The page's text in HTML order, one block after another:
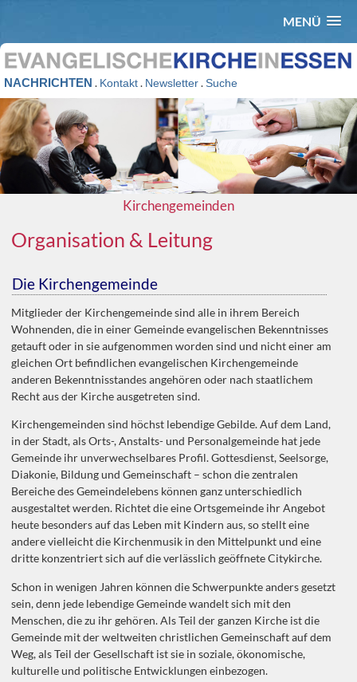
MENÜ
NACHRICHTEN . Kontakt. Newsletter.Suche
Kirchengemeinden
Organisation & Leitung
Die Kirchengemeinde
Mitglieder der Kirchengemeinde sind alle in ihrem Bereich
Wohnenden, die in einer Gemeinde evangelischen Bekenntnisses
getauft oder in sie aufgenommen worden sind und nicht einer am
gleichen Ort befindlichen evangelischen Kirchengemeinde
anderen Bekenntnisstandes angehören oder nach staatlichem
Recht aus der Kirche ausgetreten sind.
Kirchengemeinden sind höchst lebendige Gebilde. Auf dem Land,
in der Stadt, als Orts-, Anstalts- und Personalgemeinde hat jede
Gemeinde ihr unverwechselbares Profil. Gottesdienst, Seelsorge,
Diakonie, Bildung und Gemeinschaft – schon die zentralen
Bereiche des Gemeindelebens können ganz unterschiedlich
ausgestaltet werden. Richtet die eine Ortsgemeinde ihr Angebot
heute besonders auf das Leben mit Kindern aus, so stellt eine
andere vielleicht die Kirchenmusik in den Mittelpunkt und eine
dritte konzentriert sich auf die verlässlich geöffnete Citykirche.
Schon in wenigen Jahren können die Schwerpunkte anders gesetzt
sein, denn jede lebendige Gemeinde wandelt sich mit den
Menschen, die zu ihr gehören. Als Teil der ganzen Kirche ist die
Gemeinde mit der weltweiten christlichen Gemeinschaft auf dem
Weg, als Teil der Gesellschaft ist sie in soziale, ökonomische,
kulturelle und politische Entwicklungen einbezogen.